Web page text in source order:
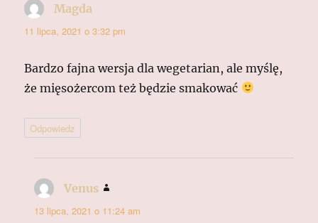
Magda
11 lipca, 2021 o 3:32 pm
Bardzo fajna wersja dla wegetarian, ale myślę,
że mięsożercom też będzie smakować
Odpowiedz
Venus
13 lipca, 2021 o 11:24 am